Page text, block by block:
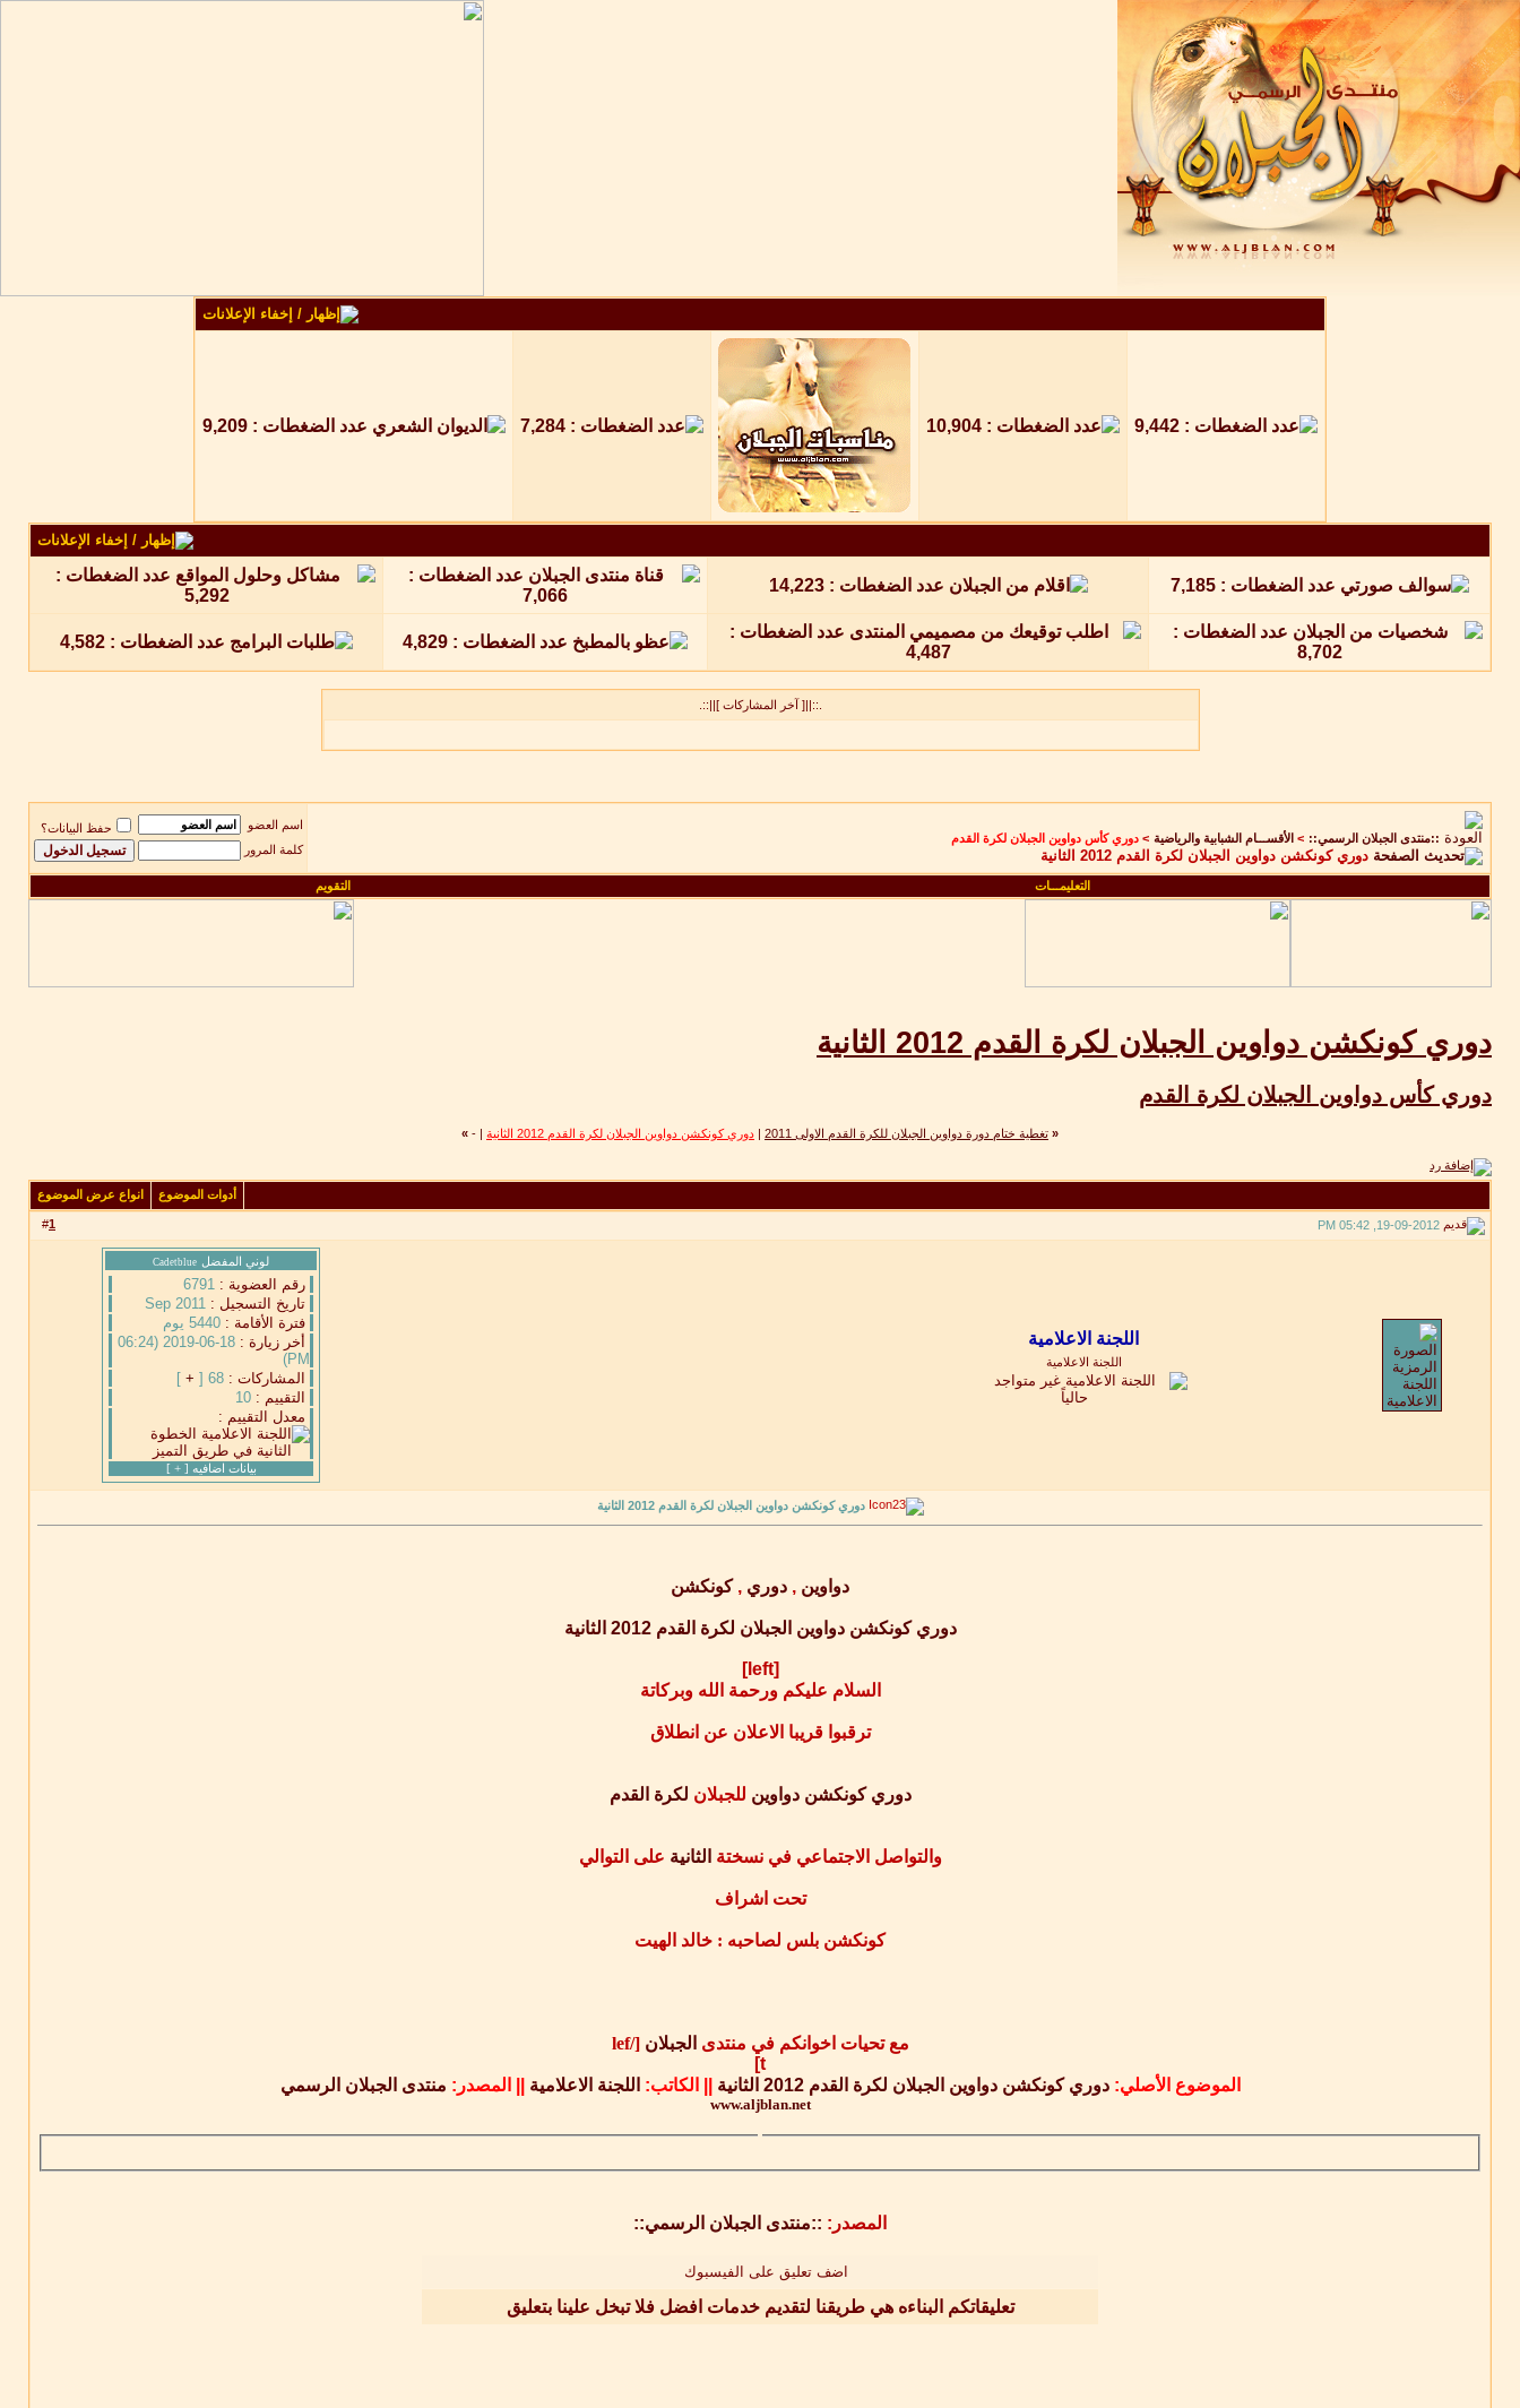
.::||[ آخر المشاركات ]||::.
::منتدى الجبلان الرسمي:: > الأقســـام الشبابية والرياضية > دوري كأس دواوين الجبلان لكرة القدم
دوري كونكشن دواوين الجبلان لكرة القدم 2012 الثانية
اسم العضو
حفظ البيانات؟
كلمة المرور
التعليمـــات التقويم
دوري كونكشن دواوين الجبلان لكرة القدم 2012 الثانية
دوري كأس دواوين الجبلان لكرة القدم
« تغطية ختام دورة دواوين الجبلان للكرة القدم الاولى 2011 دوري كونكشن دواوين الجبلان لكرة القدم 2012 الثانية -
»
أدوات الموضوع انواع عرض الموضوع
#1 19-09-2012, 05:42 PM
اللجنة الاعلامية
لوني المفضل Cadetblue
رقم العضوية : 6791
تاريخ التسجيل : Sep 2011
فترة الأقامة : 5440 يوم
أخر زيارة :
18-06-2019 (06:24
PM)
المشاركات : 68 [
+
]
التقييم : 10
معدل التقييم :
بيانات اضافيه [+
]
دوري كونكشن دواوين الجبلان لكرة القدم 2012 الثانية
دواوين , دوري ,كونكشن
دوري كونكشن دواوين الجبلان لكرة القدم 2012 الثانية
[left]
السلام عليكم ورحمة الله وبركاتة
ترقبوا قريبا الاعلان عن انطلاق
دوريكونكشندواوين للجبلان لكرة القدم
والتواصل الاجتماعي في نسختة الثانية على التوالي
تحت اشراف
كونكشن بلس لصاحبه : خالد الهيت
مع تحيات اخوانكم في منتدى الجبلان[/lef
t]
الموضوع الأصلي:دوري كونكشن دواوين الجبلان لكرة القدم 2012 الثانية الكاتب: اللجنة الاعلامية المصدر: منتدى الجبلان الرسمي
www.aljblan.net
المصدر: ::منتدى الجبلان الرسمي::
اضف تعليق على الفيسبوك
تعليقاتكم البناءه هي طريقنا لتقديم خدمات افضل فلا تبخل علينا بتعليق